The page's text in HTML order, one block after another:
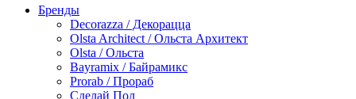
по металлу
антикорозийные
под декоративные штукатурки
для гипсокартона
под штукатурку
Герметик
Бренды
Decorazza / Декорацца
Olsta Architect / Ольста Архитект
Olsta / Ольста
Bayramix / Байрамикс
Prorab / Прораб
Сделай Пол